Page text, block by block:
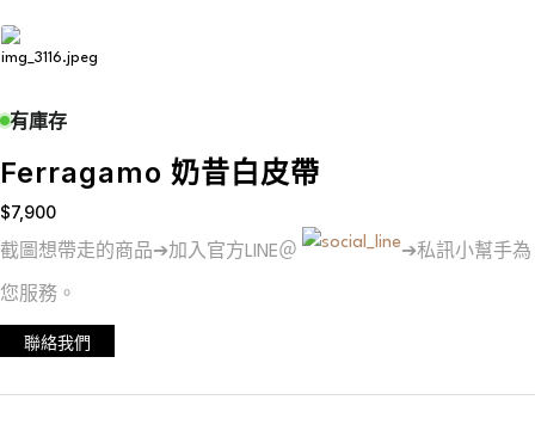
有庫存
Ferragamo 奶昔白皮帶
$7,900
截圖想帶走的商品➔加入官方LINE＠ ➔私訊小幫手為
您服務。
聯絡我們